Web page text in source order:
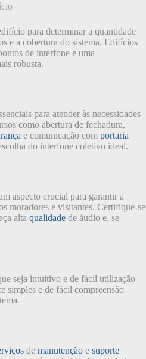
para determinar a quantidade
e a cobertura do sistema. Edifícios
de interfone e uma
robusta.
para atender às necessidades
como abertura de fechadura,
e comunicação com portaria
do interfone coletivo ideal.
aspecto crucial para garantir a
moradores e visitantes. Certifique-se
alta qualidade de áudio e, se
seja intuitivo e de fácil utilização
simples e de fácil compreensão
de manutenção e suporte